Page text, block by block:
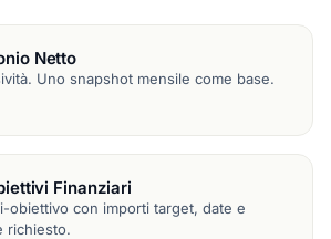
Netto
Uno snapshot mensile come base.
Finanziari
obiettivo con importi target, date e
richiesto.